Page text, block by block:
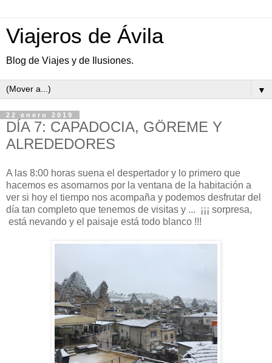
Viajeros de Ávila
Blog de Viajes y de Ilusiones.
▼
22 enero 2019
DÍA 7: CAPADOCIA, GÖREME Y
ALREDEDORES
A las 8:00 horas suena el despertador y lo primero que
hacemos es asomarnos por la ventana de la habitación a
ver si hoy el tiempo nos acompaña y podemos desfrutar del
día tan completo que tenemos de visitas y ... ¡¡¡ sorpresa,
está nevando y el paisaje está todo blanco !!!